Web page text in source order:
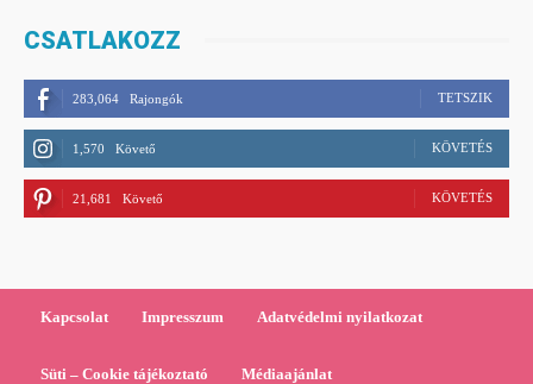
CSATLAKOZZ
283,064 Rajongók TETSZIK
1,570 Követő KÖVETÉS
21,681 Követő KÖVETÉS
Kapcsolat Impresszum Adatvédelmi nyilatkozat
Süti – Cookie tájékoztató Médiaajánlat